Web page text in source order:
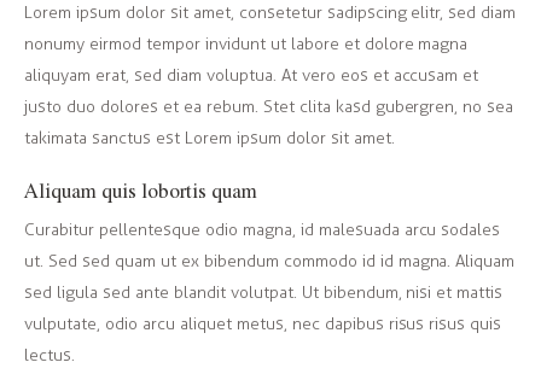
Lorem ipsum dolor sit amet, consetetur sadipscing elitr, sed diam
nonumy eirmod tempor invidunt ut labore et dolore magna
aliquyam erat, sed diam voluptua. At vero eos et accusam et
justo duo dolores et ea rebum. Stet clita kasd gubergren, no sea
takimata sanctus est Lorem ipsum dolor sit amet.
Aliquam quis lobortis quam
Curabitur pellentesque odio magna, id malesuada arcu sodales
ut. Sed sed quam ut ex bibendum commodo id id magna. Aliquam
sed ligula sed ante blandit volutpat. Ut bibendum, nisi et mattis
vulputate, odio arcu aliquet metus, nec dapibus risus risus quis
lectus.